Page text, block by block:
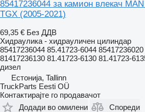
85417236044 за камион влекач
TGX (2005-2021)
69,35 € Без ДДВ
Хидраулика - хидрауличен цилиндар
85417236044 85.41723-6044
81417236130 81.41723-6130 81.41723-
дизел
Естонија, Tallinn
TruckParts Eesti OÜ
Контактирајте го продавачот
Додади во омилени
Спореди